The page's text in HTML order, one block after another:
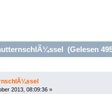
(Gelesen
2013, 08:09:36 »